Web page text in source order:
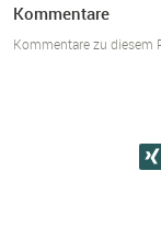
Kommentare
Kommentare zu diesem